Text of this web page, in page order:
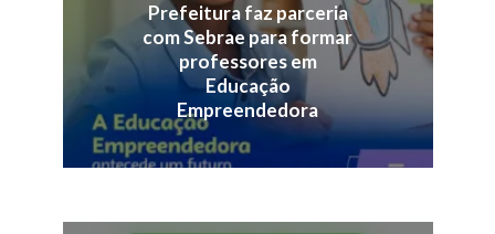
Prefeitura faz parceria
com Sebrae para formar
professores em
Educação
Empreendedora